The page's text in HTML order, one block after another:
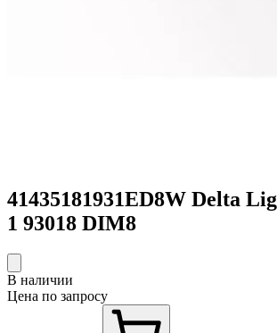
41435181931ED8W Delta
1 93018 DIM8
В наличии
Цена по запросу